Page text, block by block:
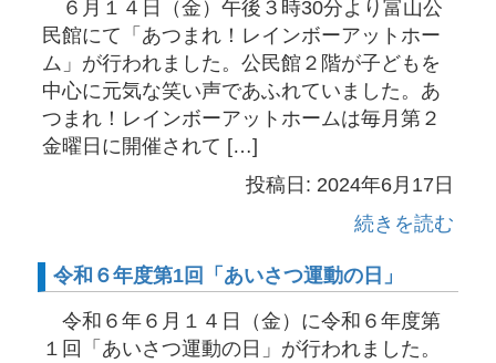
６月１４日（金）午後３時30分より富山公
民館にて「あつまれ！レインボーアットホー
ム」が行われました。公民館２階が子どもを
中心に元気な笑い声であふれていました。あ
つまれ！レインボーアットホームは毎月第２
金曜日に開催されて […]
投稿日: 2024年6月17日
続きを読む
令和６年度第1回「あいさつ運動の日」
令和６年６月１４日（金）に令和６年度第
１回「あいさつ運動の日」が行われました。